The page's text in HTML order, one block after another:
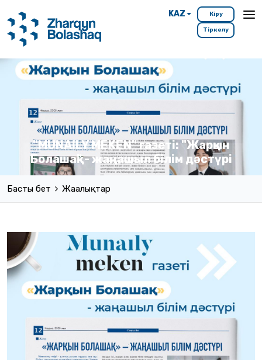
KAZ Кіру
Тіркелу
"MUNAILY MEKEN" газеті: "Жарқын
Болашақ" - жаңашыл білім дәстүрі
Басты бет Жаңалықтар